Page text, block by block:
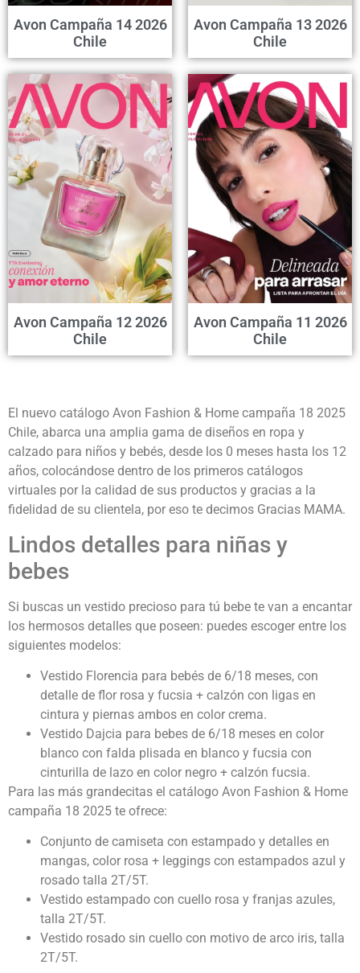
Avon Campaña 14 2026
Chile
Avon Campaña 13 2026
Chile
Avon Campaña 12 2026
Chile
Avon Campaña 11 2026
Chile
El nuevo catálogo Avon Fashion & Home campaña 18 2025
Chile, abarca una amplia gama de diseños en ropa y
calzado para niños y bebés, desde los 0 meses hasta los 12
años, colocándose dentro de los primeros catálogos
virtuales por la calidad de sus productos y gracias a la
fidelidad de su clientela, por eso te decimos Gracias MAMA.
Lindos detalles para niñas y
bebes
Si buscas un vestido precioso para tú bebe te van a encantar
los hermosos detalles que poseen: puedes escoger entre los
siguientes modelos:
Vestido Florencia para bebés de 6/18 meses, con
detalle de flor rosa y fucsia + calzón con ligas en
cintura y piernas ambos en color crema.
Vestido Dajcia para bebes de 6/18 meses en color
blanco con falda plisada en blanco y fucsia con
cinturilla de lazo en color negro + calzón fucsia.
Para las más grandecitas el catálogo Avon Fashion & Home
campaña 18 2025 te ofrece:
Conjunto de camiseta con estampado y detalles en
mangas, color rosa + leggings con estampados azul y
rosado talla 2T/5T.
Vestido estampado con cuello rosa y franjas azules,
talla 2T/5T.
Vestido rosado sin cuello con motivo de arco iris, talla
2T/5T.